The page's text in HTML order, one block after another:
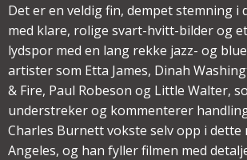
Det er en veldig fin, dempet stemning i
med klare, rolige svart-hvitt-bilder og
lydspor med en lang rekke jazz- og
artister som Etta James, Dinah
& Fire, Paul Robeson og Little Walter,
understreker og kommenterer
Charles Burnett vokste selv opp i dette
Angeles, og han fyller filmen med